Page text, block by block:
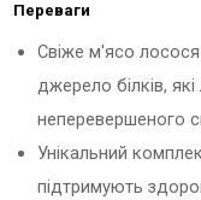
Переваги
Свіже м'ясо лосося
джерело білків,
неперевершеного
Унікальний
підтримують